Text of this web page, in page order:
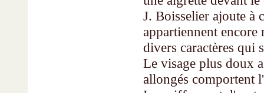
J. Boisselier ajoute à
appartiennent
divers caractères qui
Le visage plus doux
allongés comportent